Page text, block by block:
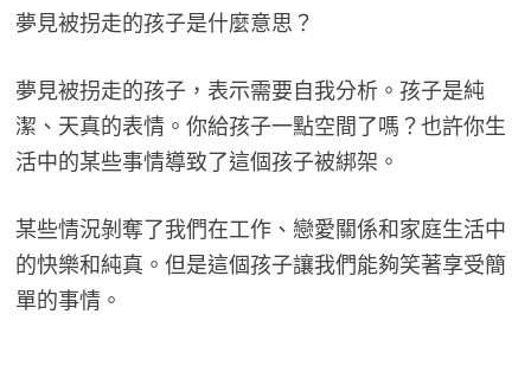
夢見被拐走的孩子是什麼意思？
夢見被拐走的孩子，表示需要自我分析。孩子是純
潔、天真的表情。你給孩子一點空間了嗎？也許你生
活中的某些事情導致了這個孩子被綁架。
某些情況剝奪了我們在工作、戀愛關係和家庭生活中
的快樂和純真。但是這個孩子讓我們能夠笑著享受簡
單的事情。